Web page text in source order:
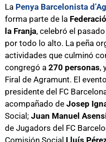
La Penya Barcelonista
forma parte de la
la Franja, celebró el
por todo lo alto. La peña
actividades que culminó
congregó a 270 personas,
Firal de Agramunt. El
presidente del FC
acompañado de Josep
Social; Juan Manuel
de Jugadors del FC